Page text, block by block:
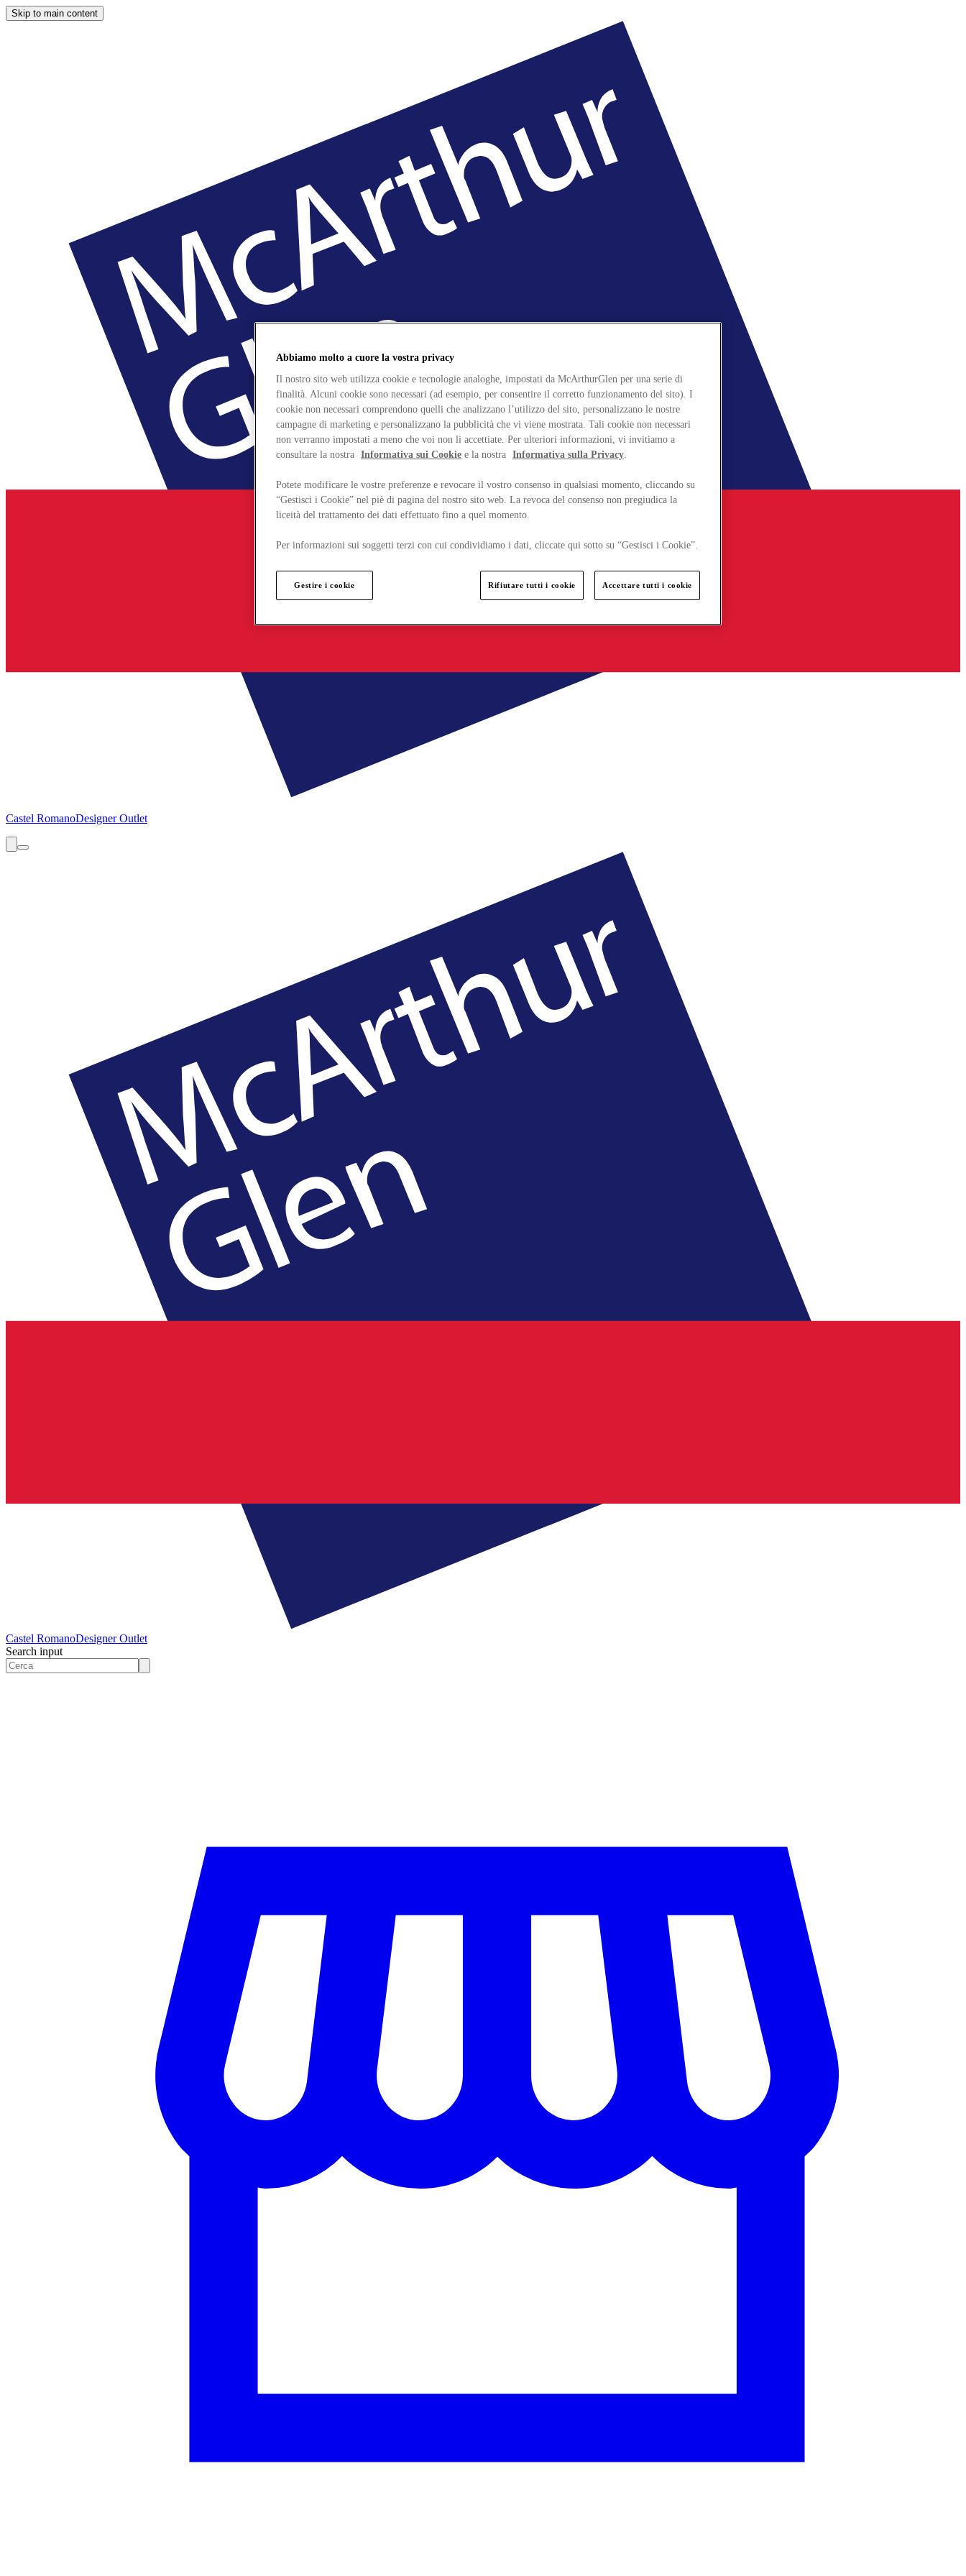
Skip to main content
Castel RomanoDesigner Outlet
Castel RomanoDesigner Outlet
Search input
Abbiamo molto a cuore la vostra privacy
Il nostro sito web utilizza cookie e tecnologie analoghe, impostati da McArthurGlen per una serie di
finalità. Alcuni cookie sono necessari (ad esempio, per consentire il corretto funzionamento del sito). I
cookie non necessari comprendono quelli che analizzano l’utilizzo del sito, personalizzano le nostre
campagne di marketing e personalizzano la pubblicità che vi viene mostrata. Tali cookie non necessari
non verranno impostati a meno che voi non li accettiate. Per ulteriori informazioni, vi invitiamo a
consultare la nostra Informativa sui Cookie e la nostra Informativa sulla Privacy.
Potete modificare le vostre preferenze e revocare il vostro consenso in qualsiasi momento, cliccando su
“Gestisci i Cookie” nel piè di pagina del nostro sito web. La revoca del consenso non pregiudica la
liceità del trattamento dei dati effettuato fino a quel momento.
Per informazioni sui soggetti terzi con cui condividiamo i dati, cliccate qui sotto su “Gestisci i Cookie”.
Gestire i cookie Rifiutare tutti i cookie Accettare tutti i cookie